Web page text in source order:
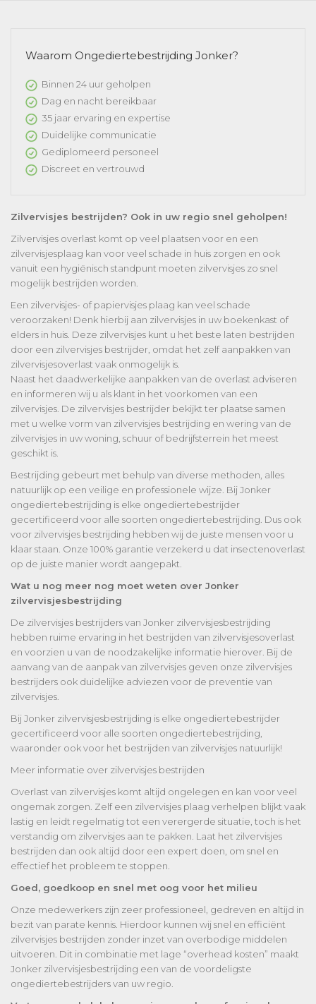
Waarom Ongediertebestrijding Jonker?
Binnen 24 uur geholpen
Dag en nacht bereikbaar
35 jaar ervaring en expertise
Duidelijke communicatie
Gediplomeerd personeel
Discreet en vertrouwd
Zilvervisjes bestrijden? Ook in uw regio snel geholpen!
Zilvervisjes overlast komt op veel plaatsen voor en een
zilvervisjesplaag kan voor veel schade in huis zorgen en ook
vanuit een hygiënisch standpunt moeten zilvervisjes zo snel
mogelijk bestrijden worden.
Een zilvervisjes- of papiervisjes plaag kan veel schade
veroorzaken! Denk hierbij aan zilvervisjes in uw boekenkast of
elders in huis. Deze zilvervisjes kunt u het beste laten bestrijden
door een zilvervisjes bestrijder, omdat het zelf aanpakken van
zilvervisjesoverlast vaak onmogelijk is.
Naast het daadwerkelijke aanpakken van de overlast adviseren
en informeren wij u als klant in het voorkomen van een
zilvervisjes. De zilvervisjes bestrijder bekijkt ter plaatse samen
met u welke vorm van zilvervisjes bestrijding en wering van de
zilvervisjes in uw woning, schuur of bedrijfsterrein het meest
geschikt is.
Bestrijding gebeurt met behulp van diverse methoden, alles
natuurlijk op een veilige en professionele wijze. Bij Jonker
ongediertebestrijding is elke ongediertebestrijder
gecertificeerd voor alle soorten ongediertebestrijding. Dus ook
voor zilvervisjes bestrijding hebben wij de juiste mensen voor u
klaar staan. Onze 100% garantie verzekerd u dat insectenoverlast
op de juiste manier wordt aangepakt.
Wat u nog meer nog moet weten over Jonker
zilvervisjesbestrijding
De zilvervisjes bestrijders van Jonker zilvervisjesbestrijding
hebben ruime ervaring in het bestrijden van zilvervisjesoverlast
en voorzien u van de noodzakelijke informatie hierover. Bij de
aanvang van de aanpak van zilvervisjes geven onze zilvervisjes
bestrijders ook duidelijke adviezen voor de preventie van
zilvervisjes.
Bij Jonker zilvervisjesbestrijding is elke ongediertebestrijder
gecertificeerd voor alle soorten ongediertebestrijding,
waaronder ook voor het bestrijden van zilvervisjes natuurlijk!
Meer informatie over zilvervisjes bestrijden
Overlast van zilvervisjes komt altijd ongelegen en kan voor veel
ongemak zorgen. Zelf een zilvervisjes plaag verhelpen blijkt vaak
lastig en leidt regelmatig tot een verergerde situatie, toch is het
verstandig om zilvervisjes aan te pakken. Laat het zilvervisjes
bestrijden dan ook altijd door een expert doen, om snel en
effectief het probleem te stoppen.
Goed, goedkoop en snel met oog voor het milieu
Onze medewerkers zijn zeer professioneel, gedreven en altijd in
bezit van parate kennis. Hierdoor kunnen wij snel en efficiënt
zilvervisjes bestrijden zonder inzet van overbodige middelen
uitvoeren. Dit in combinatie met lage “overhead kosten” maakt
Jonker zilvervisjesbestrijding een van de voordeligste
ongediertebestrijders van uw regio.